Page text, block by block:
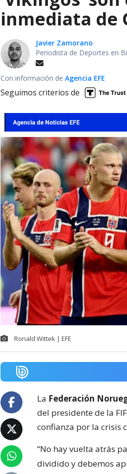
inmediata de
Javier Zamorano
Periodista de Deportes en
Con información de Agencia EFE
Seguimos criterios de
Ronald Wittek | EFE
La Federación
del presidente de la
confianza por la crisis
“No hay vuelta atrás
dividido y debemos